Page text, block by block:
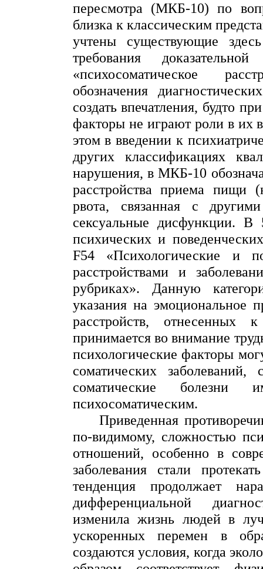
пересмотра (МКБ-10) по
близка к классическим
учтены существующие
требования
«психосоматическое
обозначения
создать впечатления, будто
факторы не играют роли в их
этомв введении к
других классификациях
нарушения, в МКБ-10
расстройства приема пищи
рвота, связанная с
сексуальные дисфункции.
психических и
F54 «Психологические и
расстройствами и
рубриках». Данную
указания на эмоциональное
расстройств,
принимается во внимание
психологические факторы
соматических заболеваний,
соматические
психосоматическим.
Приведенная
по-видимому, сложностью
отношений, особенно в
заболевания стали
тенденция продолжает
дифференциальной
изменила жизнь людей в
ускоренных перемен в
создаются условия, когда